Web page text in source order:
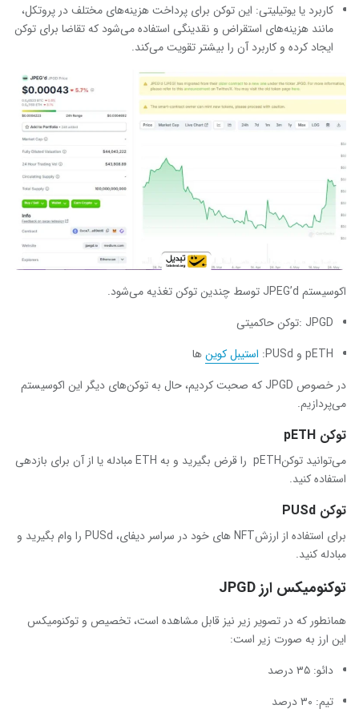
کاربرد یا یوتیلیتی: این توکن برای پرداخت هزینه‌های مختلف در پروتکل،
مانند هزینه‌های استقراض و نقدینگی استفاده می‌شود که تقاضا برای توکن
ایجاد کرده و کاربرد آن را بیشتر تقویت می‌کند.
اکوسیستم JPEG’d توسط چندین توکن تغذیه می‌شود.
JPGD :توکن حاکمیتی
pETH و PUSd:
استیبل کوین‌ها
در خصوص JPGD که صحبت کردیم، حال به توکن‌های دیگر این اکوسیستم
می‌پردازیم.
توکن pETH
می‌توانید توکنpETH را قرض بگیرید و به ETH مبادله یا از آن برای بازدهی
استفاده کنید.
توکن PUSd
برای استفاده از ارزشNFT های خود در سراسر دیفای، PUSd را وام بگیرید و
مبادله کنید.
توکنومیکس ارز JPGD
همانطور که در تصویر زیر نیز قابل مشاهده است، تخصیص و توکنومیکس
این ارز به صورت زیر است:
دائو: ۳۵ درصد
تیم: ۳۰ درصد